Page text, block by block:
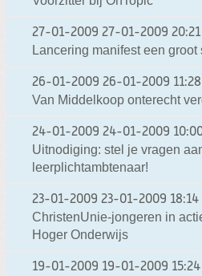
27-01-2009 27-01-2009 20:21
Lancering manifest een groot
26-01-2009 26-01-2009 11:28
Van Middelkoop onterecht
24-01-2009 24-01-2009
Uitnodiging: stel je vragen
leerplichtambtenaar!
23-01-2009 23-01-2009 18:14
ChristenUnie-jongeren in
Hoger Onderwijs
19-01-2009 19-01-2009 15:24